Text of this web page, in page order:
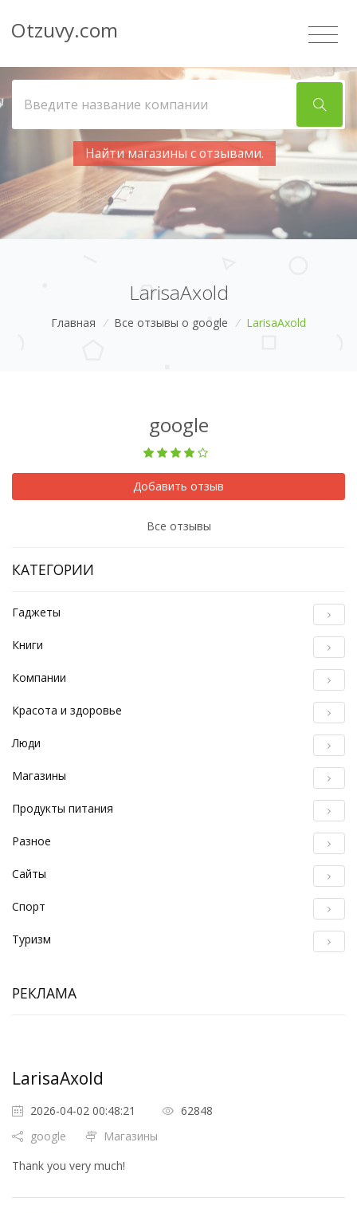
Otzuvy.com
Найти магазины с отзывами.
LarisaAxold
Главная / Все отзывы о google / LarisaAxold
google
Добавить отзыв
Все отзывы
КАТЕГОРИИ
Гаджеты
Книги
Компании
Красота и здоровье
Люди
Магазины
Продукты питания
Разное
Сайты
Спорт
Туризм
РЕКЛАМА
LarisaAxold
2026-04-02 00:48:21
62848
google
Магазины
Thank you very much!